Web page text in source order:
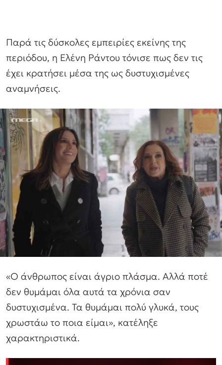
Παρά τις δύσκολες εμπειρίες εκείνης της
περιόδου, η Ελένη Ράντου τόνισε πως δεν τις
έχει κρατήσει μέσα της ως δυστυχισμένες
αναμνήσεις.
«Ο άνθρωπος είναι άγριο πλάσμα. Αλλά ποτέ
δεν θυμάμαι όλα αυτά τα χρόνια σαν
δυστυχισμένα. Τα θυμάμαι πολύ γλυκά, τους
χρωστάω το ποια είμαι», κατέληξε
χαρακτηριστικά.